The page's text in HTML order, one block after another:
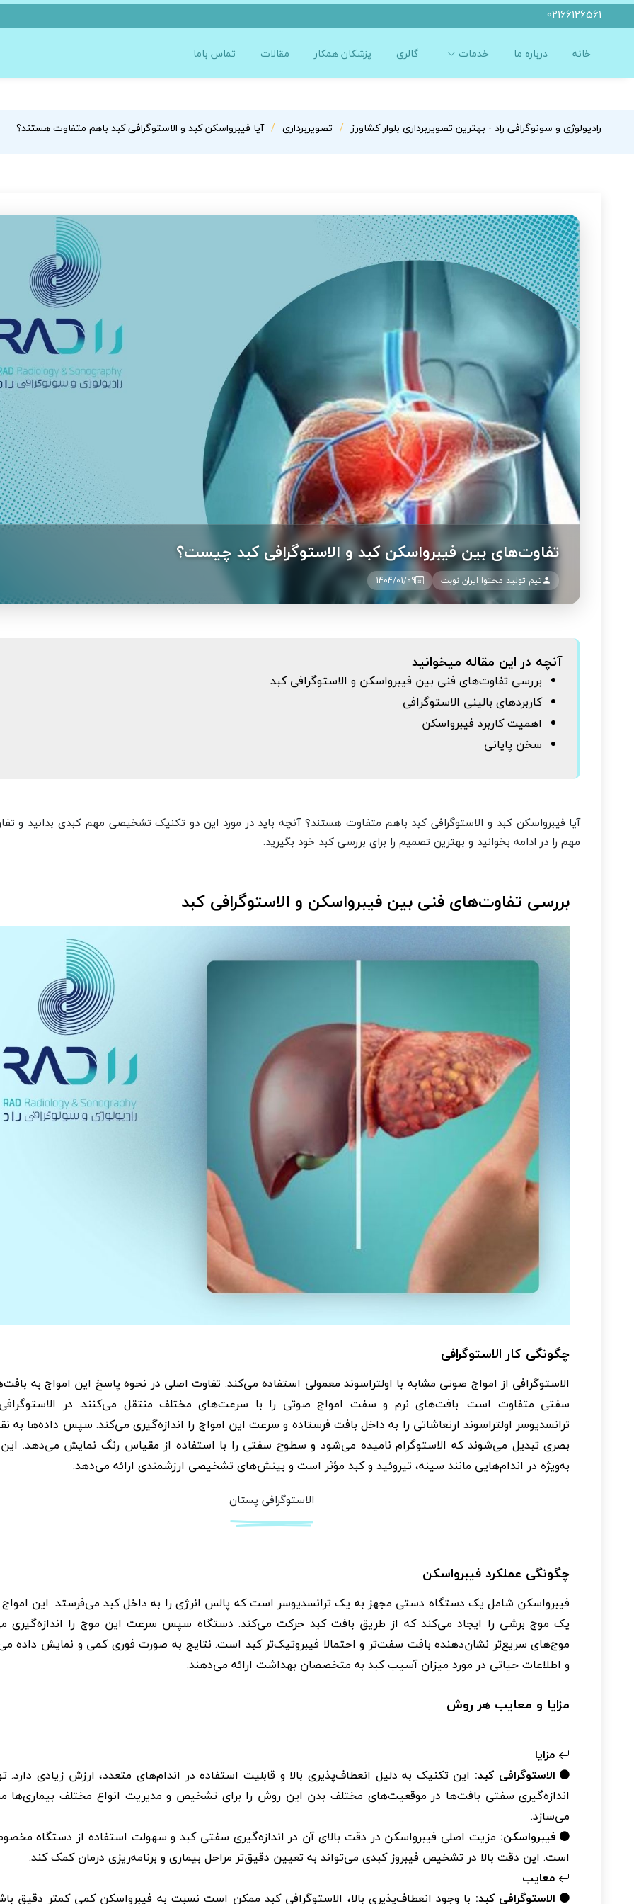
02166126561
خانه درباره ما خدمات گالری پزشکان همکار مقالات تماس باما
رادیولوژی و سونوگرافی راد - بهترین تصویربرداری بلوار کشاورز تصویربرداری آیا فیبرواسکن کبد و الاستوگرافی کبد باهم متفاوت هستند؟
تفاوت‌های بین فیبرواسکن کبد و الاستوگرافی کبد چیست؟
تیم تولید محتوا ایران نوبت 1404/01/09
آنچه در این مقاله میخوانید
بررسی تفاوت‌های فنی بین فیبرواسکن و الاستوگرافی کبد
کاربردهای بالینی الاستوگرافی
اهمیت کاربرد فیبرواسکن
سخن پایانی
آیا فیبرواسکن کبد و الاستوگرافی کبد باهم متفاوت هستند؟ آنچه باید در مورد این دو تکنیک تشخیصی مهم کبدی بدانید و
مهم را در ادامه بخوانید و بهترین تصمیم‌ را برای بررسی کبد خود بگیرید.
بررسی تفاوت‌های فنی بین فیبرواسکن و الاستوگرافی کبد
چگونگی کار الاستوگرافی
الاستوگرافی از امواج صوتی مشابه با اولتراسوند معمولی استفاده می‌کند. تفاوت اصلی در نحوه پاسخ این امواج به
سفتی متفاوت است. بافت‌های نرم و سفت امواج صوتی را با سرعت‌های مختلف منتقل می‌کنند. در
ترانسدیوسر اولتراسوند ارتعاشاتی را به داخل بافت فرستاده و سرعت این امواج را اندازه‌گیری می‌کند. سپس داده‌ها به
بصری تبدیل می‌شوند که الاستوگرام نامیده می‌شود و سطوح سفتی را با استفاده از مقیاس رنگ نمایش می‌دهد.
به‌ویژه در اندام‌هایی مانند سینه، تیروئید و کبد مؤثر است و بینش‌های تشخیصی ارزشمندی ارائه می‌دهد.
الاستوگرافی پستان
چگونگی عملکرد فیبرواسکن
فیبرواسکن شامل یک دستگاه دستی مجهز به یک ترانسدیوسر است که پالس انرژی را به داخل کبد می‌فرستد. این امواج
یک موج برشی را ایجاد می‌کند که از طریق بافت کبد حرکت می‌کند. دستگاه سپس سرعت این موج را اندازه‌گیری
موج‌های سریع‌تر نشان‌دهنده بافت سفت‌تر و احتمالا فیبروتیک‌تر کبد است. نتایج به صورت فوری کمی و نمایش داده
و اطلاعات حیاتی در مورد میزان آسیب کبد به متخصصان بهداشت ارائه می‌دهند.
مزایا و معایب هر روش
مزایا
الاستوگرافی کبد: این تکنیک به دلیل انعطاف‌پذیری بالا و قابلیت استفاده در اندام‌های متعدد، ارزش زیادی دارد.
اندازه‌گیری سفتی بافت‌ها در موقعیت‌های مختلف بدن این روش را برای تشخیص و مدیریت انواع مختلف بیماری‌ها
می‌سازد.
فیبرواسکن: مزیت اصلی فیبرواسکن در دقت بالای آن در اندازه‌گیری سفتی کبد و سهولت استفاده از دستگاه
است. این دقت بالا در تشخیص فیبروز کبدی می‌تواند به تعیین دقیق‌تر مراحل بیماری و برنامه‌ریزی درمان کمک کند.
معایب
الاستوگرافی کبد: با وجود انعطاف‌پذیری بالا، الاستوگرافی کبد ممکن است نسبت به فیبرواسکن کمی کمتر دقیق